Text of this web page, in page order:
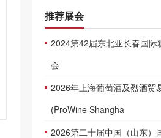
推荐展会
2024第42届东北亚长春国际
会
2026年上海葡萄酒及烈酒贸
(ProWine Shangha
2026第二十届中国（山东）